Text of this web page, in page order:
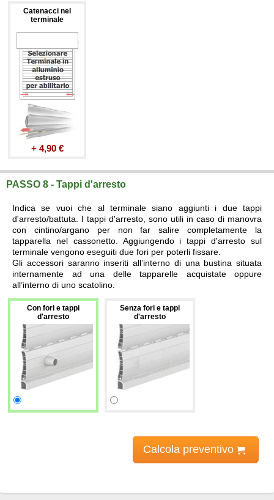
Catenacci nel
terminale
+ 4,90 €
PASSO 8 - Tappi d'arresto
Indica se vuoi che al terminale siano aggiunti i due tappi
d'arresto/battuta. I tappi d'arresto, sono utili in caso di manovra
con cintino/argano per non far salire completamente la
tapparella nel cassonetto. Aggiungendo i tappi d'arresto sul
terminale vengono eseguiti due fori per poterli fissare.
Gli accessori saranno inseriti all’interno di una bustina situata
internamente ad una delle tapparelle acquistate oppure
all’interno di uno scatolino.
Con fori e tappi
d'arresto
Senza fori e tappi
d'arresto
Calcola preventivo